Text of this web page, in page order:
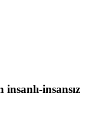
insansız